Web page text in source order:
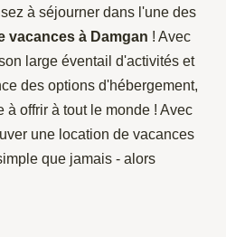
à séjourner dans l'une des
vacances à Damgan ! Avec
large éventail d'activités et
des options d'hébergement,
à offrir à tout le monde ! Avec
une location de vacances
que jamais - alors